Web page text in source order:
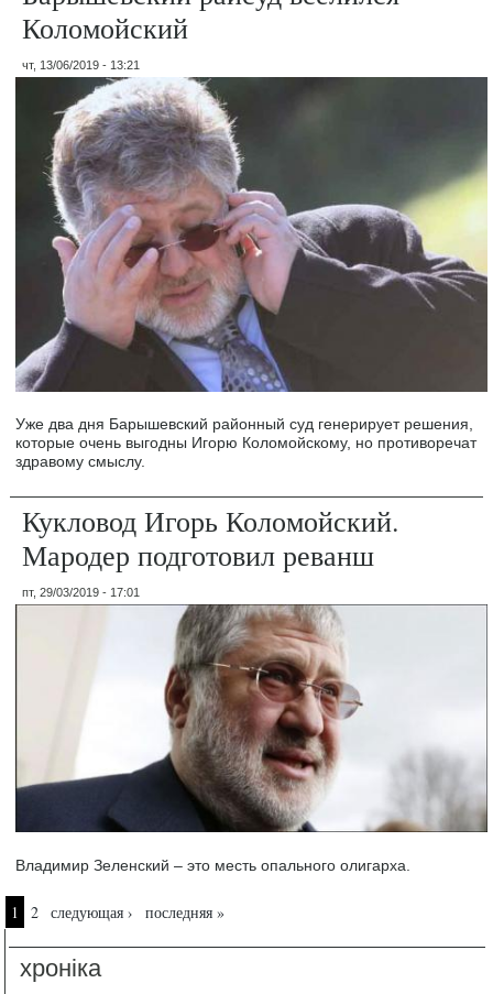
Коломойский
чт, 13/06/2019 - 13:21
Уже два дня Барышевский районный суд генерирует решения,
которые очень выгодны Игорю Коломойскому, но противоречат
здравому смыслу.
Кукловод Игорь Коломойский.
Мародер подготовил реванш
пт, 29/03/2019 - 17:01
Владимир Зеленский – это месть опального олигарха.
Страницы
1 2 следующая › последняя »
хроніка